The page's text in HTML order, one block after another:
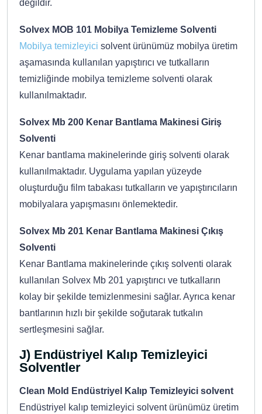
değildir.
Solvex MOB 101 Mobilya Temizleme Solventi
Mobilya temizleyici solvent ürünümüz mobilya üretim
aşamasında kullanılan yapıştırıcı ve tutkalların
temizliğinde mobilya temizleme solventi olarak
kullanılmaktadır.
Solvex Mb 200 Kenar Bantlama Makinesi Giriş
Solventi
Kenar bantlama makinelerinde giriş solventi olarak
kullanılmaktadır. Uygulama yapılan yüzeyde
oluşturduğu film tabakası tutkalların ve yapıştırıcıların
mobilyalara yapışmasını önlemektedir.
Solvex Mb 201 Kenar Bantlama Makinesi Çıkış
Solventi
Kenar Bantlama makinelerinde çıkış solventi olarak
kullanılan Solvex Mb 201 yapıştırıcı ve tutkalların
kolay bir şekilde temizlenmesini sağlar. Ayrıca kenar
bantlarının hızlı bir şekilde soğutarak tutkalın
sertleşmesini sağlar.
J) Endüstriyel Kalıp Temizleyici
Solventler
Clean Mold Endüstriyel Kalıp Temizleyici solvent
Endüstriyel kalıp temizleyici solvent ürünümüz üretim